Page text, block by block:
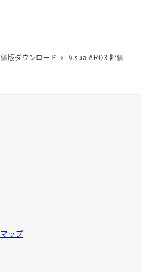
版ダウンロード
VisualARQ3 評価
ップ